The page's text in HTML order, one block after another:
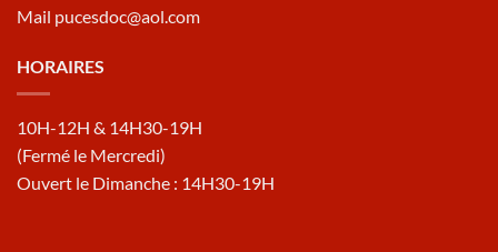
Mail pucesdoc@aol.com
HORAIRES
10H-12H & 14H30-19H
(Fermé le Mercredi)
Ouvert le Dimanche : 14H30-19H